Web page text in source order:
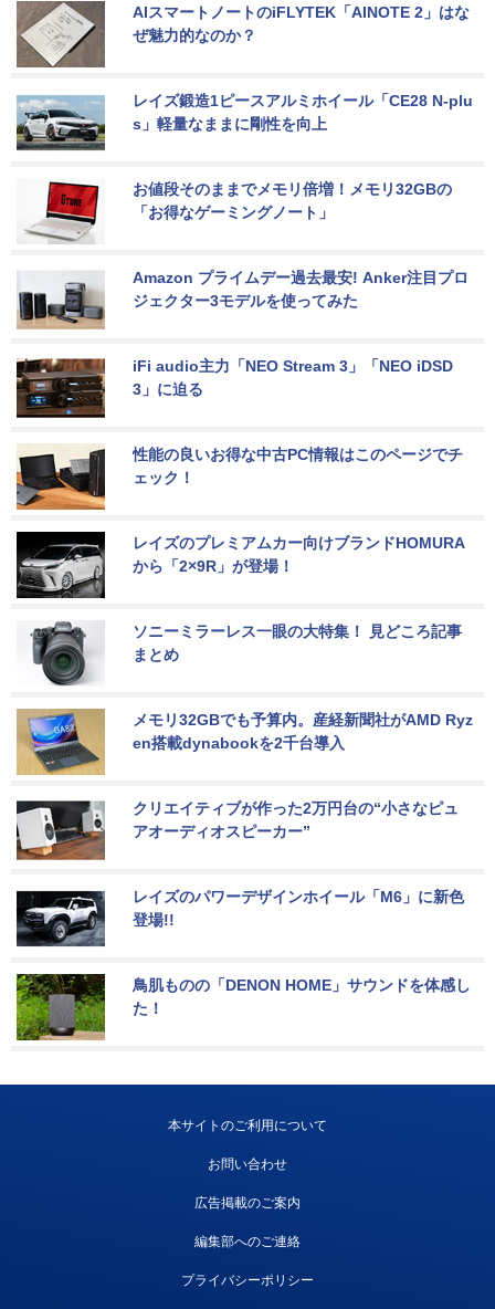
AIスマートノートのiFLYTEK「AINOTE 2」はな
ぜ魅力的なのか？
レイズ鍛造1ピースアルミホイール「CE28 N-plu
s」軽量なままに剛性を向上
お値段そのままでメモリ倍増！メモリ32GBの
「お得なゲーミングノート」
Amazon プライムデー過去最安! Anker注目プロ
ジェクター3モデルを使ってみた
iFi audio主力「NEO Stream 3」「NEO iDSD
3」に迫る
性能の良いお得な中古PC情報はこのページでチ
ェック！
レイズのプレミアムカー向けブランドHOMURA
から「2×9R」が登場！
ソニーミラーレス一眼の大特集！ 見どころ記事
まとめ
メモリ32GBでも予算内。産経新聞社がAMD Ryz
en搭載dynabookを2千台導入
クリエイティブが作った2万円台の“小さなピュ
アオーディオスピーカー”
レイズのパワーデザインホイール「M6」に新色
登場!!
鳥肌ものの「DENON HOME」サウンドを体感し
た！
本サイトのご利用について
お問い合わせ
広告掲載のご案内
編集部へのご連絡
プライバシーポリシー